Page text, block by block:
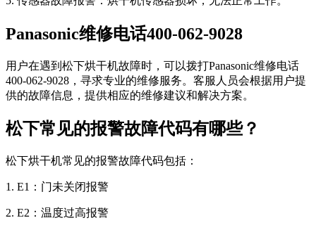
Panasonic维修电话400-062-9028
用户在遇到松下烘干机故障时，可以拨打Panasonic维修电话
400-062-9028，寻求专业的维修服务。客服人员会根据用户提
供的故障信息，提供相应的维修建议和解决方案。
松下常见的报警故障代码有哪些？
松下烘干机常见的报警故障代码包括：
1. E1：门未关闭报警
2. E2：温度过高报警